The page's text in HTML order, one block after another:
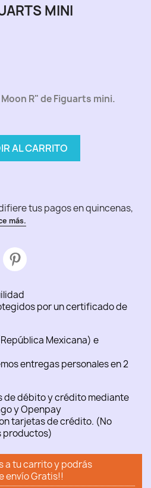
MINI
R" de Figuarts mini.
AL CARRITO
por un certificado de
Mexicana) e
entregas personales en 2
de débito y crédito mediante
y Openpay
tarjetas de crédito. (No
productos)
a tu carrito y podrás
envío Gratis!!